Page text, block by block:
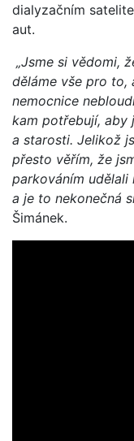
dialyzačním
aut.
„Jsme si vědomi,
děláme vše pro to,
nemocnice
kam potřebují, aby
a starosti. Jelikož
přesto věřím, že
parkováním udělali
a je to nekonečná
Šimánek.